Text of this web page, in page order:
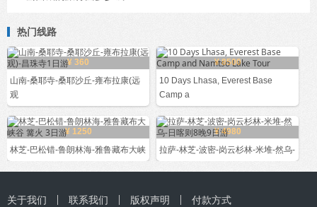
热门线路
¥ 360
山南-桑耶寺-桑耶沙丘-雍布拉康(远
观
¥ 8500
10 Days Lhasa, Everest Base
Camp a
¥ 1250
林芝-巴松错-鲁朗林海-雅鲁藏布大峡
¥ 4980
拉萨-林芝-波密-岗云杉林-米堆-然乌-
关于我们 联系我们 版权声明 付款方式